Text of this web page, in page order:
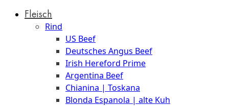
TheFleisch
Rind
US Beef
Deutsches Angus Beef
Irish Hereford Prime
Argentina Beef
Chianina | Toskana
Blonda Espanola | alte Kuh